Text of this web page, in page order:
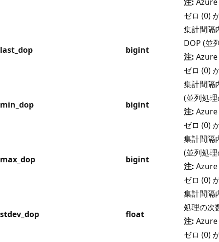
ゼロ (0)
last_dop bigint
集計間隔
DOP (並
注: Azure
ゼロ (0)
min_dop bigint
集計間隔
(並列処
注: Azure
ゼロ (0)
max_dop bigint
集計間隔
(並列処
注: Azure
ゼロ (0)
stdev_dop float
集計間隔
処理の次
注: Azure
ゼロ (0)